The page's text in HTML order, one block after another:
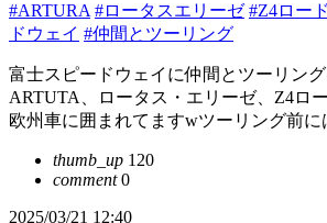
#ARTURA #ロータスエリーゼ #Z4ロー
ドウェイ #仲間とツーリング
富士スピードウェイに仲間とツーリン
ARTUTA、ロータス・エリーゼ、Z4ロ
欧州車に囲まれてますwツーリング前に
thumb_up 120
comment0
2025/03/21 12:40